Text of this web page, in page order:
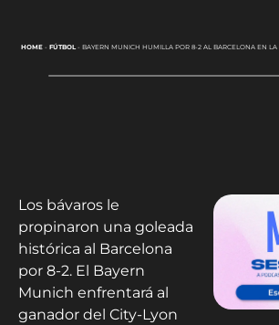
HOME- FÚTBOL - BAYERN MUNICH HUMILLA POR 8-2 AL BARCELONA EN LA
Los bávaros le
propinaron una goleada
histórica al Barcelona
por 8-2. El Bayern
Munich enfrentará al
ganador del City-Lyon